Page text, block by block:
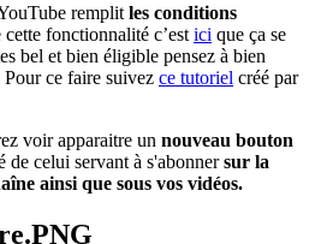
remplit les conditions
fonctionnalité c’est ici que ça se
bel et bien éligible pensez à bien
ce faire suivez ce tutoriel créé par
voir apparaitre un nouveau bouton
de celui servant à s'abonnersur la
ainsi que sous vos vidéos.